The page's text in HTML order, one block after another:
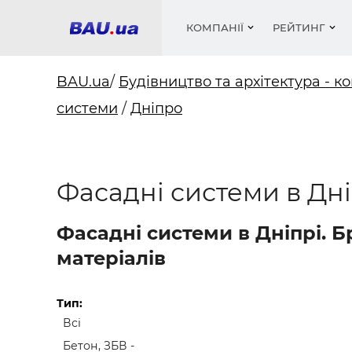
КОМПАНІЇ
Фарби,
РЕЙТИНГ
Медіа
Меблі
BAU.ua/ Будівництво та архітектура -
системи / Дніпро
Фасадні системи в
Фасадні системи в Дніпрі.
матеріалів
Тип:
Всі
Бетон, ЗБВ -